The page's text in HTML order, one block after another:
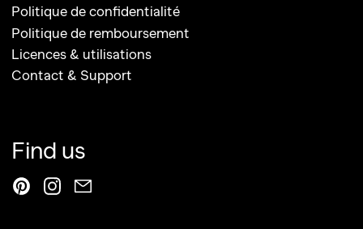
Politique de confidentialité
Politique de remboursement
Licences & utilisations
Contact & Support
Find us
PinterestInstagram